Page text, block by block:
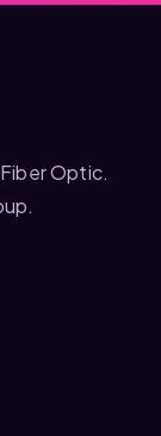
Optic.